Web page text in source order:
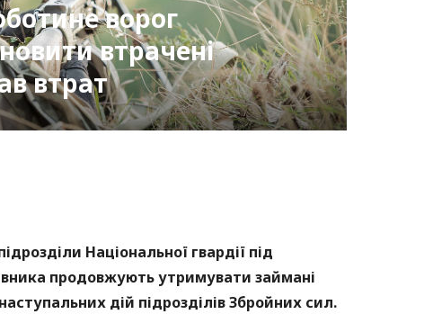
ворог
втрачені
втрат
Національної гвардії під
продовжують утримувати займані
дій підрозділів Збройних сил.